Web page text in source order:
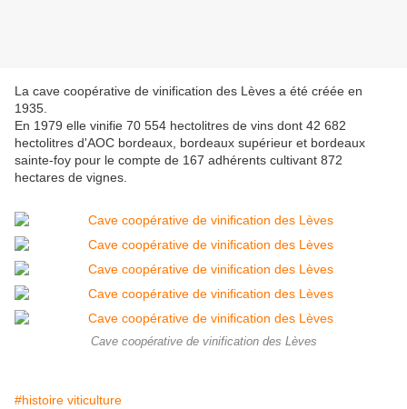
La cave coopérative de vinification des Lèves a été créée en
1935.
En 1979 elle vinifie 70 554 hectolitres de vins dont 42 682
hectolitres d'AOC bordeaux, bordeaux supérieur et bordeaux
sainte-foy pour le compte de 167 adhérents cultivant 872
hectares de vignes.
Cave coopérative de vinification des Lèves
#histoire viticulture